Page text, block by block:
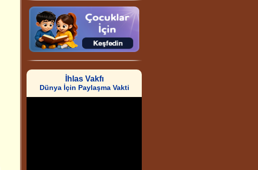
İhlas Vakfı
Dünya İçin Paylaşma Vakti